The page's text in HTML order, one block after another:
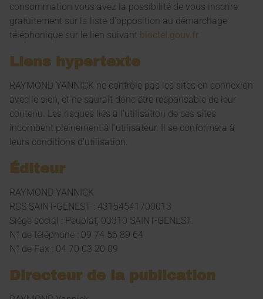
consommation vous avez la possibilité de vous inscrire
gratuitement sur la liste d'opposition au démarchage
téléphonique sur le lien suivant bloctel.gouv.fr
Liens hypertexte
RAYMOND YANNICK ne contrôle pas les sites en connexion
avec le sien, et ne saurait donc être responsable de leur
contenu. Les risques liés à l'utilisation de ces sites
incombent pleinement à l'utilisateur. Il se conformera à
leurs conditions d'utilisation.
Éditeur
RAYMOND YANNICK
RCS SAINT-GENEST : 43154541700013
Siège social : Peuplat, 03310 SAINT-GENEST.
N° de téléphone : 09 74 56 89 64
N° de Fax : 04 70 03 20 09
Directeur de la publication